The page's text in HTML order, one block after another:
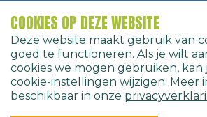
Home Bungalows Reserveren
COOKIES OP DEZE WEBSITE
Deze website maakt gebruik van
goed te functioneren. Als je wilt
cookies we mogen gebruiken, kan
cookie-instellingen wijzigen. Meer
beschikbaar in onze